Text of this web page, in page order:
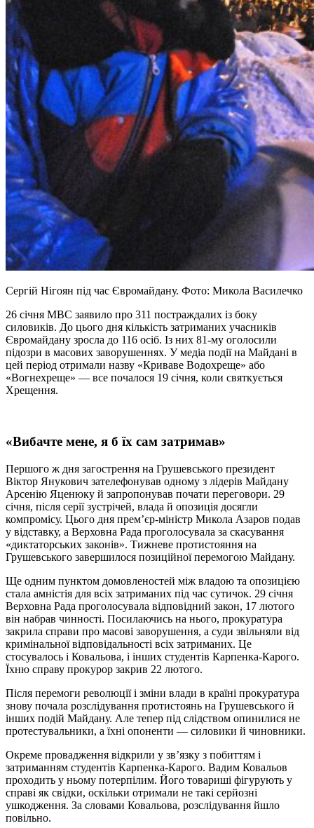
Сергій Нігоян під час Євромайдану. Фото: Микола Василечко
26 січня МВС заявило про 311 постраждалих із боку
силовиків. До цього дня кількість затриманих учасників
Євромайдану зросла до 116 осіб. Із них 81-му оголосили
підозри в масових заворушеннях. У медіа події на Майдані в
цей період отримали назву «Криваве Водохреще» або
«Вогнехреще» — все почалося 19 січня, коли святкується
Хрещення.
«Вибачте мене, я б їх сам затримав»
Першого ж дня загострення на Грушевського президент
Віктор Янукович зателефонував одному з лідерів Майдану
Арсенію Яценюку й запропонував почати переговори. 29
січня, після серії зустрічей, влада й опозиція досягли
компромісу. Цього дня прем’єр-міністр Микола Азаров подав
у відставку, а Верховна Рада проголосувала за скасування
«диктаторських законів». Тижневе протистояння на
Грушевського завершилося позиційної перемогою Майдану.
Ще одним пунктом домовленостей між владою та опозицією
стала амністія для всіх затриманих під час сутичок. 29 січня
Верховна Рада проголосувала відповідний закон, 17 лютого
він набрав чинності. Посилаючись на нього, прокуратура
закрила справи про масові заворушення, а суди звільняли від
кримінальної відповідальності всіх затриманих. Це
стосувалось і Ковальова, і інших студентів Карпенка-Карого.
Їхню справу прокурор закрив 22 лютого.
Після перемоги революції і зміни влади в країні прокуратура
знову почала розслідування протистоянь на Грушевського й
інших подій Майдану. Але тепер під слідством опинилися не
протестувальники, а їхні опоненти — силовики й чиновники.
Окреме провадження відкрили у зв’язку з побиттям і
затриманням студентів Карпенка-Карого. Вадим Ковальов
проходить у ньому потерпілим. Його товариші фігурують у
справі як свідки, оскільки отримали не такі серйозні
ушкодження. За словами Ковальова, розслідування йшло
повільно.